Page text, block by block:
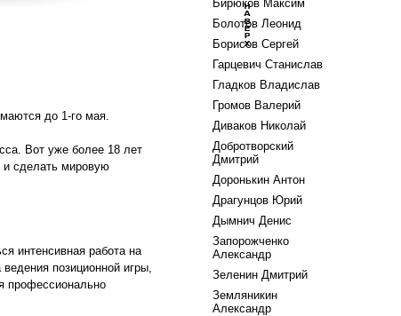
до 1-го мая.
Вот уже более 18 лет
и сделать мировую
интенсивная работа на
позиционной игры,
профессионально
Бирюков Максим
Болотов Леонид
Борисов Сергей
Гарцевич Станислав
Гладков Владислав
Громов Валерий
Диваков Николай
Добротворский
Дмитрий
Доронькин Антон
Драгунцов Юрий
Дымнич Денис
Запорожченко
Александр
Зеленин Дмитрий
Земляникин
Александр